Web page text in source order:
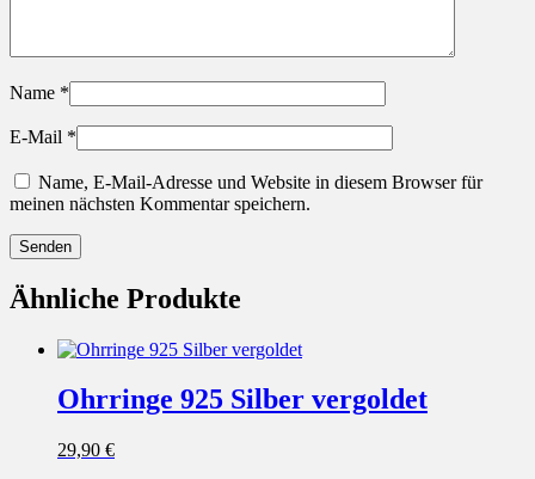
Name *
E-Mail *
Name, E-Mail-Adresse und Website in diesem Browser für
meinen nächsten Kommentar speichern.
Ähnliche Produkte
Ohrringe 925 Silber vergoldet
29,90 €